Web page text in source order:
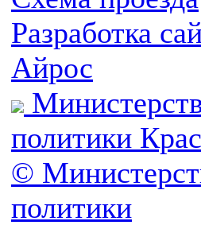
Разработка
Айрос
политики
©
политики